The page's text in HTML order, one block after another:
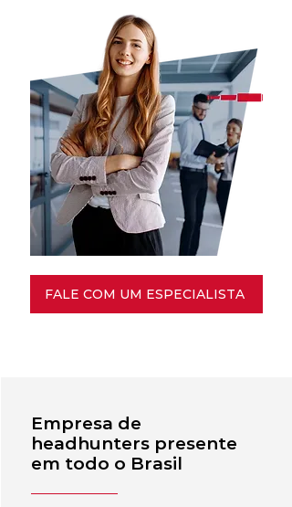
FALE COM UM ESPECIALISTA
Empresa de
headhunters presente
em todo o Brasil